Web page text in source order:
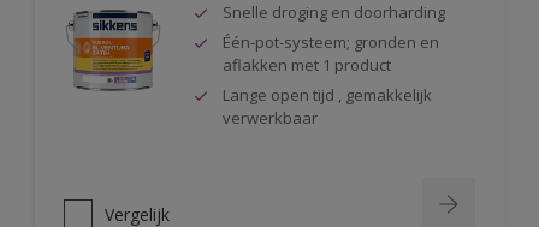
Snelle droging en doorharding
Één-pot-systeem; gronden en
aflakken met 1 product
Lange open tijd , gemakkelijk
verwerkbaar
Vergelijk